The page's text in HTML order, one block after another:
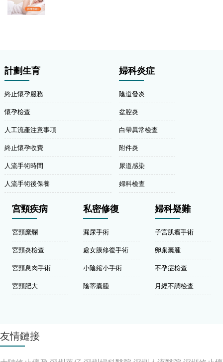
計劃生育
終止懷孕服務
懷孕檢查
人工流產注意事項
終止懷孕收費
人流手術時間
人流手術後保養
婦科炎症
陰道發炎
盆腔炎
白帶異常檢查
附件炎
尿道感染
婦科檢查
宮頸疾病
宮頸糜爛
宮頸炎檢查
宮頸息肉手術
宮頸肥大
私密修復
漏尿手術
處女膜修復手術
小陰縮小手術
陰蒂囊腫
婦科疑難
子宮肌瘤手術
卵巢囊腫
不孕症檢查
月經不調檢查
友情鏈接